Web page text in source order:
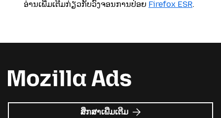
ອ່ານເພີ່ມເຕີມກ່ຽວກັບວົງຈອນການປ່ອຍ Firefox ESR.
ສຶກສາເພີ່ມເຕີມ ກ່ຽວກັບ